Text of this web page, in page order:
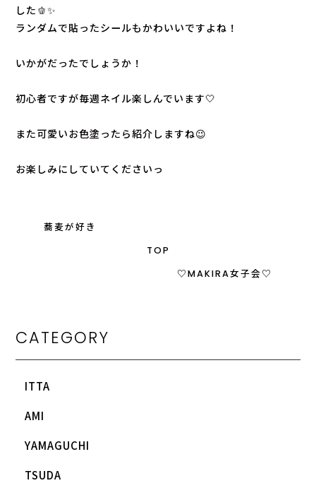
した🫑✨
ランダムで貼ったシールもかわいいですよね！
いかがだったでしょうか！
初心者ですが毎週ネイル楽しんでいます🤍
また可愛いお色塗ったら紹介しますね😉
お楽しみにしていてくださいっ
蕎麦が好き
TOP
♡MAKIRA女子会♡
CATEGORY
ITTA
AMI
YAMAGUCHI
TSUDA